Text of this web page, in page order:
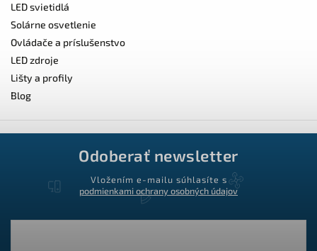
LED svietidlá
Solárne osvetlenie
Ovládače a príslušenstvo
LED zdroje
Lišty a profily
Blog
Odoberať newsletter
Vložením e-mailu súhlasíte s
podmienkami ochrany osobných údajov